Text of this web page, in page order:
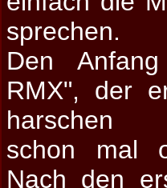
sprechen.
Den
RMX", der
harschen
schon mal
Nach den